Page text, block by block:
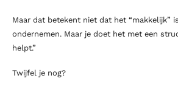
Maar dat betekent niet dat het “makkelijk”
ondernemen. Maar je doet het met een
helpt.”
Twijfel je nog?